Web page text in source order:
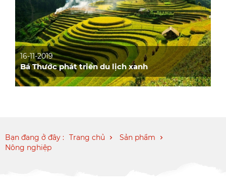
16-11-2019
Bá Thước phát triển du lịch xanh
Bạn đang ở đây : Trang chủ
Sản phẩm
Nông nghiệp